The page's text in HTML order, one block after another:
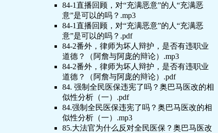
84-1直播回顾，对“充满恶意”的人“充满恶
意”是可以的吗？.mp3
84-1直播回顾，对“充满恶意”的人“充满恶
意”是可以的吗？.pdf
84-2番外，律师为坏人辩护，是否有违职业
道德？（阿詹与阿庞的辩论）.mp3
84-2番外，律师为坏人辩护，是否有违职业
道德？（阿詹与阿庞的辩论）.pdf
84. 强制全民医保违宪了吗？奥巴马医改的相
似性分析（一）.pdf
84.强制全民医保违宪了吗？奥巴马医改的相
似性分析（一）.mp3
85.大法官为什么反对全民医保？奥巴马医改